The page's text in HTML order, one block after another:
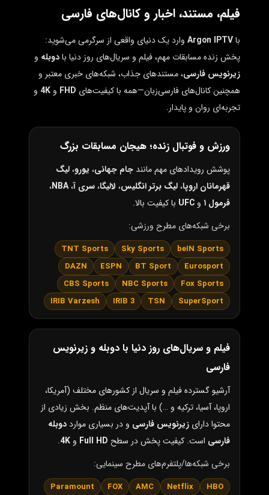
فیلم، مستند، اخبار و کانال‌های فارسی
باArgon IPTV وارد یک دنیای واقعی از سرگرمی می‌شوید:
پخش زنده مسابقات مهم، فیلم و سریال‌های روز دنیا بادوبله و
زیرنویس فارسی، مستندهای جذاب، شبکه‌های خبری معتبر و
همچنین کانال‌های فارسی‌زبان—همه با کیفیت‌های FHD و 4K و
تجربه‌ای روان و پایدار.
ورزش و فوتبال زنده؛ هیجان مسابقات بزرگ
پوشش رویدادهای مهم مانند جام جهانی، یورو،لیگ
قهرمانان اروپا،لیگ برتر انگلیس، لالیگا،سری آ،NBA،
فرمول ۱
و UFC با کیفیت بالا.
برخی شبکه‌های مطرح ورزشی:
beIN Sports
Sky Sports
TNT Sports
Eurosport
BT Sport
ESPN
DAZN
Fox Sports
NBC Sports
CBS Sports
SuperSport
TSN
IRIB 3
IRIB Varzesh
فیلم و سریال‌های روز دنیا با دوبله و زیرنویس
فارسی
آرشیو گسترده فیلم و سریال از کشورهای مختلف (آمریکا،
اروپا، آسیا، ترکیه و …) با آپدیت‌های منظم. بخش زیادی از
محتوا دارای زیرنویس فارسی و در بسیاری موارددوبله
فارسی است. کیفیت پخش در سطح Full HD و 4K
.
برخی شبکه‌ها/پلتفرم‌های مطرح سینمایی:
HBO
Netflix
AMC
FOX
Paramount